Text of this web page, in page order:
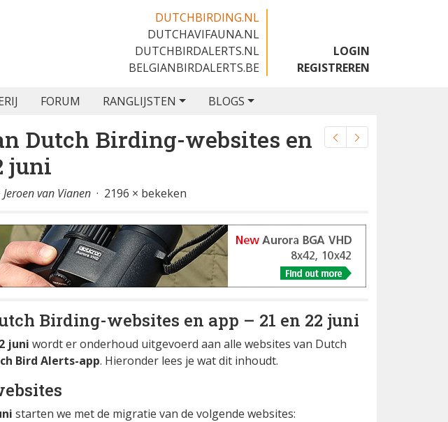
DUTCHBIRDING.NL
DUTCHAVIFAUNA.NL
DUTCHBIRDALERTS.NL
BELGIANBIRDALERTS.BE
LOGIN
REGISTREREN
FORUM RANGLIJSTEN BLOGS
Dutch Birding-websites en
juni
Jeroen van Vianen · 2196 × bekeken
Birding-websites en app – 21 en 22 juni
juni wordt er onderhoud uitgevoerd aan alle websites van Dutch
Bird Alerts-app. Hieronder lees je wat dit inhoudt.
starten we met de migratie van de volgende websites: